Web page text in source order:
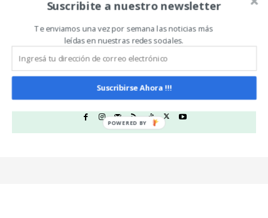
operador
Noticias De Campo
Todas las Noticias de Campo en un sólo lugar.
Suscribite a nuestro newsletter
Te enviamos una vez por semana las noticias más
leídas en nuestras redes sociales.
Suscribirse Ahora !!!